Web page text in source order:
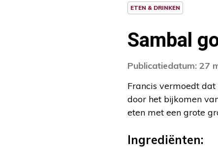
ETEN & DRINKEN
Sambal
Publicatiedatum: 27
Francis vermoedt
door het bijkomen
eten met een grote
Ingrediënten: